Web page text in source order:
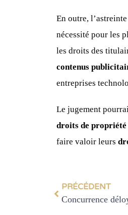
En outre,
nécessité pour les
les droits des
contenus
entreprises
Le jugement
droits de
faire valoir leurs
PRÉCÉDENT